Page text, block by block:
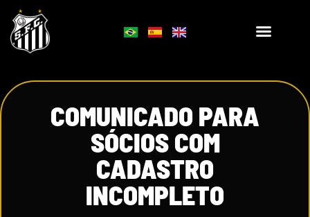
COMUNICADO PARA
SÓCIOS COM
CADASTRO
INCOMPLETO